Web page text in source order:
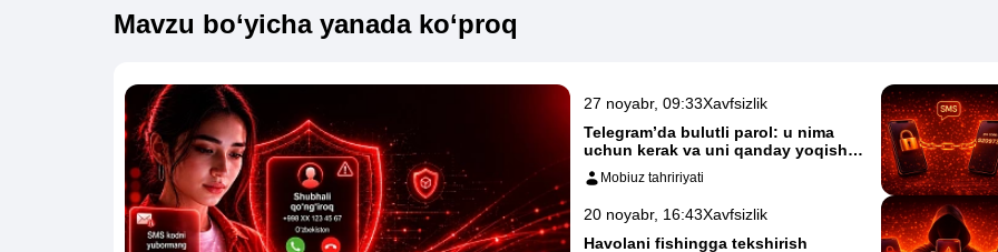
Mavzu bo‘yicha yanada ko‘proq
27 noyabr, 09:33Xavfsizlik
Telegram’da bulutli parol: u nima
uchun kerak va uni qanday yoqish
mumkin
Mobiuz tahririyati
20 noyabr, 16:43Xavfsizlik
Havolani fishingga tekshirish